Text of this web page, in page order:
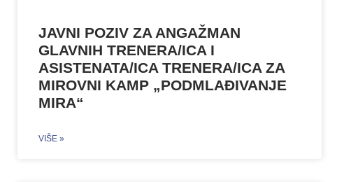
JAVNI POZIV ZA ANGAŽMAN
GLAVNIH TRENERA/ICA I
ASISTENATA/ICA TRENERA/ICA ZA
MIROVNI KAMP „PODMLAĐIVANJE
MIRA“
VIŠE »